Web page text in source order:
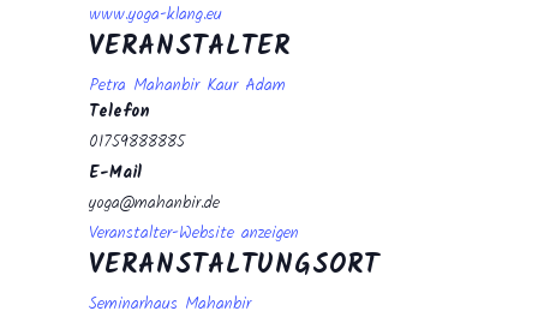
www.yoga-klang.eu
VERANSTALTUNGSORT
Seminarhaus Mahanbir
VERANSTALTER
Petra Mahanbir Kaur Adam
Telefon
01759888885
E-Mail
yoga@mahanbir.de
Veranstalter-Website anzeigen